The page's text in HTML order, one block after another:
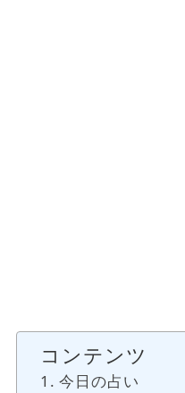
コンテンツ
今日の占い